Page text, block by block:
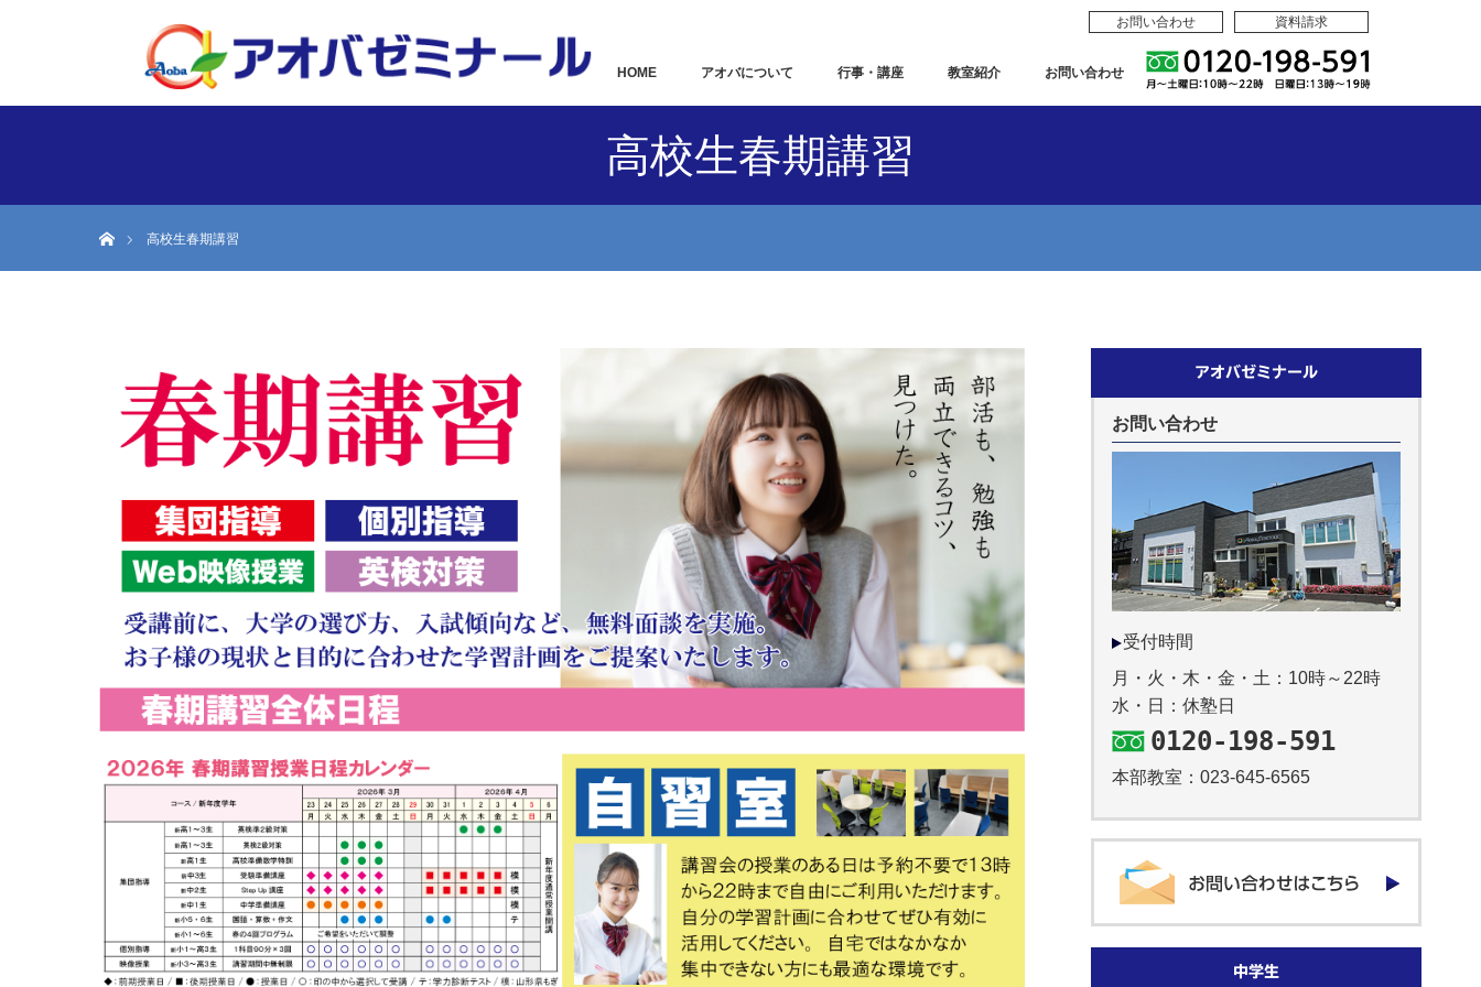
HOME アオバについて 行事・講座 教室紹介 お問い合わせ
お問い合わせ 資料請求
高校生春期講習
高校生春期講習
アオバゼミナール
お問い合わせ
受付時間
月・火・木・金・土：10時～22時
水・日：休塾日
0120-198-591
本部教室： 023-645-6565
中学生